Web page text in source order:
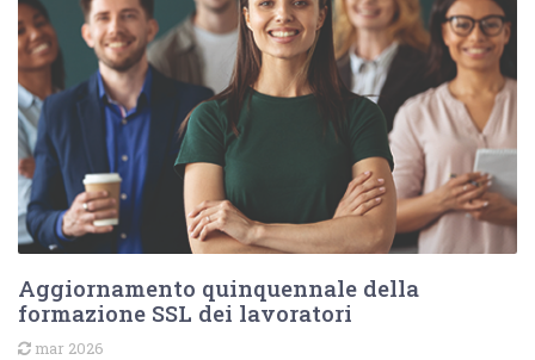
Aggiornamento quinquennale della
formazione SSL dei lavoratori
mar 2026